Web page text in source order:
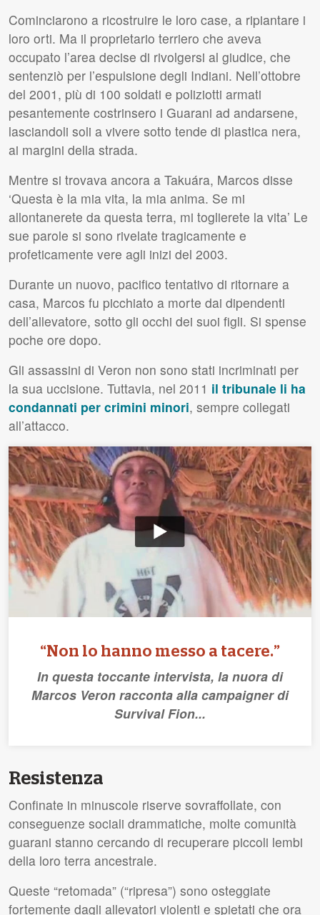
Cominciarono a ricostruire le loro case, a ripiantare i
loro orti. Ma il proprietario terriero che aveva
occupato l’area decise di rivolgersi al giudice, che
sentenziò per l’espulsione degli Indiani. Nell’ottobre
del 2001, più di 100 soldati e poliziotti armati
pesantemente costrinsero i Guarani ad andarsene,
lasciandoli soli a vivere sotto tende di plastica nera,
ai margini della strada.
Mentre si trovava ancora a Takuára, Marcos disse
‘Questa è la mia vita, la mia anima. Se mi
allontanerete da questa terra, mi toglierete la vita’ Le
sue parole si sono rivelate tragicamente e
profeticamente vere agli inizi del 2003.
Durante un nuovo, pacifico tentativo di ritornare a
casa, Marcos fu picchiato a morte dai dipendenti
dell’allevatore, sotto gli occhi dei suoi figli. Si spense
poche ore dopo.
Gli assassini di Veron non sono stati incriminati per
la sua uccisione. Tuttavia, nel 2011 il tribunale li ha
condannati per crimini minori, sempre collegati
all’attacco.
“Non lo hanno messo a tacere.”
In questa toccante intervista, la nuora di
Marcos Veron racconta alla campaigner di
Survival Fion...
Resistenza
Confinate in minuscole riserve sovraffollate, con
conseguenze sociali drammatiche, molte comunità
guarani stanno cercando di recuperare piccoli lembi
della loro terra ancestrale.
Queste “retomada” (“ripresa”) sono osteggiate
fortemente dagli allevatori violenti e spietati che ora